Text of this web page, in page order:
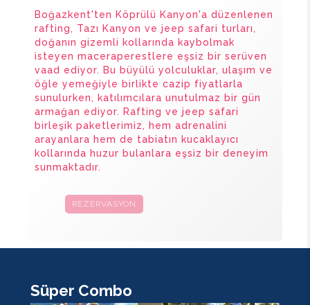
Boğazkent'ten Köprülü Kanyon'a düzenlenen
rafting, Tazı Kanyon ve jeep safari turları,
doğanın gizemli kollarında kaybolmak
isteyen maceraperestlere eşsiz bir serüven
vaad ediyor. Bu büyülü yolculuklar, ulaşım ve
öğle yemeğiyle birlikte cazip fiyatlarla
sunulurken, katılımcılara unutulmaz bir gün
armağan ediyor. Rafting ve jeep safari
birleşik paketlerimiz, hem adrenalini
arayanlara hem de tabiatın kucaklayıcı
kollarında huzur bulanlara eşsiz bir deneyim
sunmaktadır.
REZERVASYON KAMPANYALAR
Süper Combo